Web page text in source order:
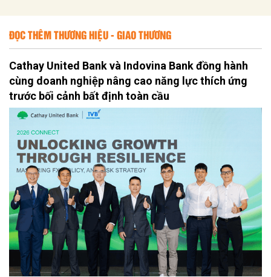
ĐỌC THÊM THƯƠNG HIỆU - GIAO THƯƠNG
Cathay United Bank và Indovina Bank đồng hành
cùng doanh nghiệp nâng cao năng lực thích ứng
trước bối cảnh bất định toàn cầu